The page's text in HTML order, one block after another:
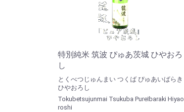
特別純米 筑波 ぴゅあ茨城 ひやおろ
し
とくべつじゅんまい つくば ぴゅあいばらき
ひやおろし
Tokubetsujunmai Tsukuba PureIbaraki Hiyao
roshi